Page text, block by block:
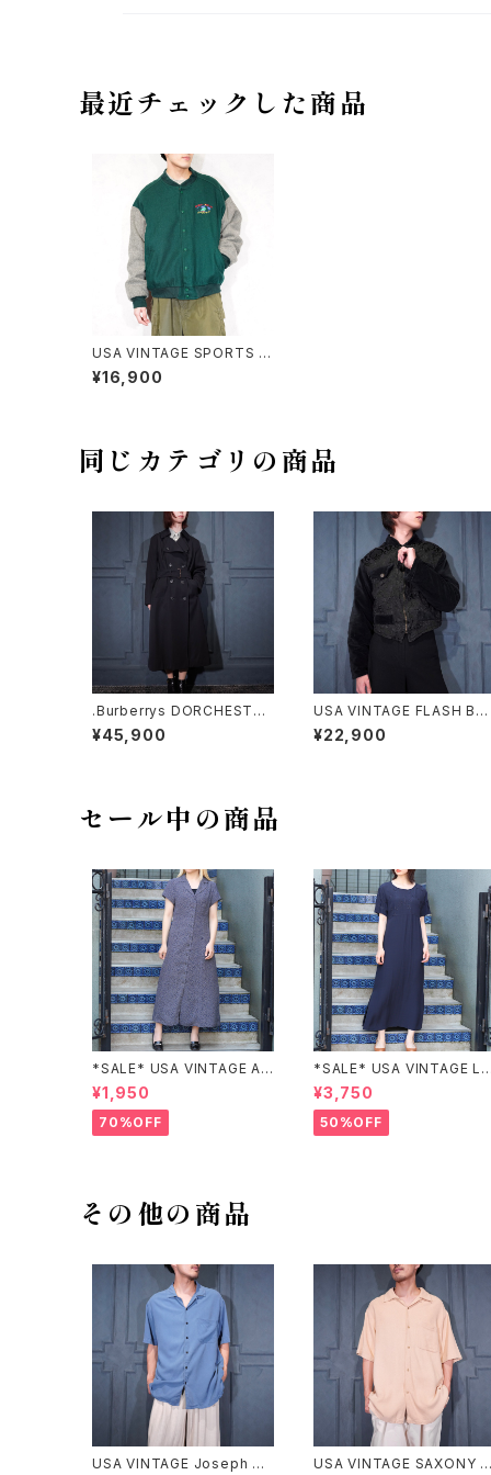
最近チェックした商品
USA VINTAGE SPORTS M
ASTER EMBROIDERY DES
IGN WOOL MELTON STA
¥16,900
同じカテゴリの商品
.Burberrys DORCHESTER
BURELLA WOOL BELTED
TRENCH COAT MADE IN
¥45,900
USA VINTAGE FLASH BA
CK SHORT LENGTH EMB
ROIDERY VELOUR
¥22,900
セール中の商品
*SALE* USA VINTAGE AN
NEX HALF SLEEVE FLOW
ER PATTERNED ONE PIEC
E/アメリカ古着半袖花柄ワン
ピース
¥1,950
70%OFF
*SALE* USA VINTAGE
claiborne EMBROIDERY
DESIGN NAVY ONE PIEC
E/アメリカ古着刺繍デザイン
ネイビーワンピース
¥3,750
50%OFF
その他の商品
USA VINTAGE Joseph &
USA VINTAGE SAXONY